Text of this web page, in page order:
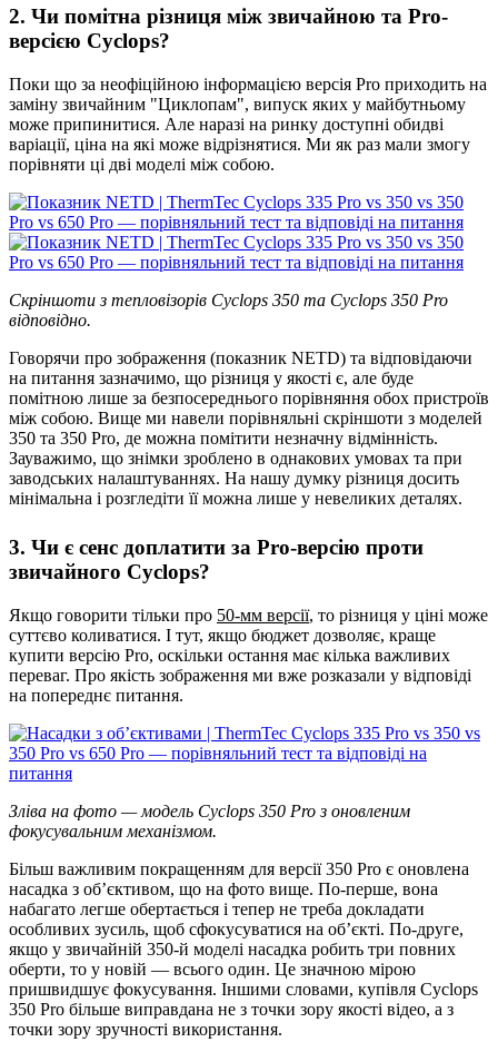
2. Чи помітна різниця між звичайною та Pro-
версією Cyclops?
Поки що за неофіційною інформацією версія Pro приходить на
заміну звичайним "Циклопам", випуск яких у майбутньому
може припинитися. Але наразі на ринку доступні обидві
варіації, ціна на які може відрізнятися. Ми як раз мали змогу
порівняти ці дві моделі між собою.
Скріншоти з тепловізорів Cyclops 350 та Cyclops 350 Pro
відповідно.
Говорячи про зображення (показник NETD) та відповідаючи
на питання зазначимо, що різниця у якості є, але буде
помітною лише за безпосереднього порівняння обох пристроїв
між собою. Вище ми навели порівняльні скріншоти з моделей
350 та 350 Pro, де можна помітити незначну відмінність.
Зауважимо, що знімки зроблено в однакових умовах та при
заводських налаштуваннях. На нашу думку різниця досить
мінімальна і розгледіти її можна лише у невеликих деталях.
3. Чи є сенс доплатити за Pro-версію проти
звичайного Cyclops?
Якщо говорити тільки про 50-мм версії, то різниця у ціні може
суттєво коливатися. І тут, якщо бюджет дозволяє, краще
купити версію Pro, оскільки остання має кілька важливих
переваг. Про якість зображення ми вже розказали у відповіді
на попереднє питання.
Зліва на фото — модель Cyclops 350 Pro з оновленим
фокусувальним механізмом.
Більш важливим покращенням для версії 350 Pro є оновлена
насадка з об’єктивом, що на фото вище. По-перше, вона
набагато легше обертається і тепер не треба докладати
особливих зусиль, щоб сфокусуватися на об’єкті. По-друге,
якщо у звичайній 350-й моделі насадка робить три повних
оберти, то у новій — всього один. Це значною мірою
пришвидшує фокусування. Іншими словами, купівля Cyclops
350 Pro більше виправдана не з точки зору якості відео, а з
точки зору зручності використання.